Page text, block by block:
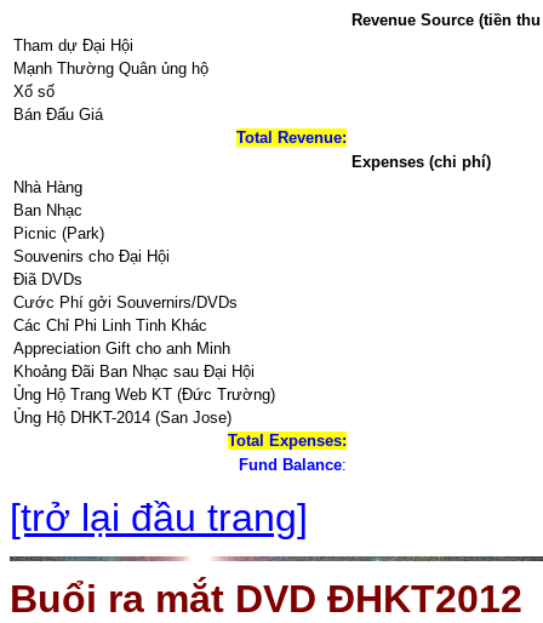
Revenue Source (tiền
Tham dự Đại Hội
Mạnh Thường Quân ủng hộ
Xổ số
Bán Đấu Giá
Total Revenue:
Expenses (chi phí)
Nhà Hàng
Ban Nhạc
Picnic (Park)
Souvenirs cho Đại Hội
Điã DVDs
Cước Phí gởi Souvernirs/DVDs
Các Chỉ Phi Linh Tinh Khác
Appreciation Gift cho anh Minh
Khoảng Đãi Ban Nhạc sau Đại Hội
Ủng Hộ Trang Web KT (Đức Trường)
Ủng Hộ DHKT-2014 (San Jose)
Total Expenses:
Fund Balance:
[trở lại đầu trang]
Buổi ra mắt DVD ĐHKT2012